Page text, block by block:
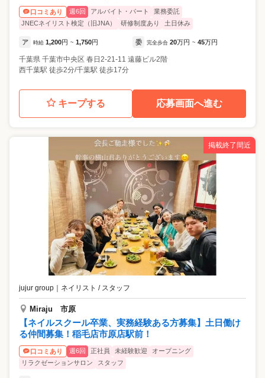
口コミあり 週6回 アルバイト・パート
業務委託
JNECネイリスト検定（旧JNA）
研修制度あり 土日休み
ア 時給 1,200円 ~ 1,750円 委 完全歩合 20万円 ~ 45万円
千葉県 千葉市中央区 春日2-21-11 遠藤ビル2階
西千葉駅 徒歩2分/千葉駅 徒歩17分
キープする 応募画面へ進む
掲載終了間近
jujur group ｜ ネイリスト / スタッフ
Miraju 市原
【ネイルスクール卒業、実務経験ある方募集】土日働け
る仲間募集！稲毛店市原店駅前！
口コミあり 週6回 正社員 未経験歓迎
オープニング
リラクゼーションサロン
スタッフ